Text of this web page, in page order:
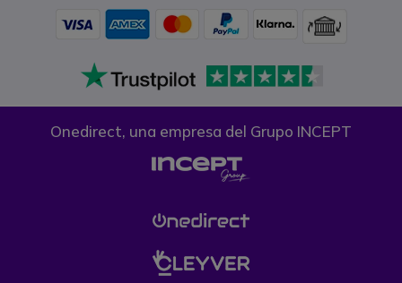
Onedirect, una empresa del Grupo INCEPT